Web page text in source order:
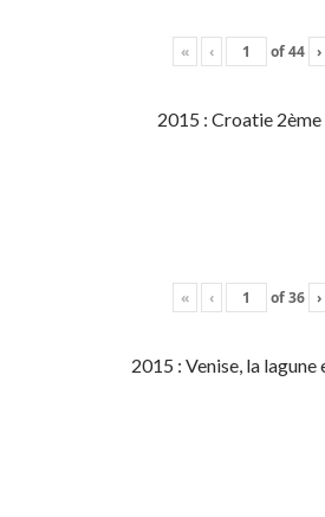
« ‹ of44 ›
2015 : Croatie
« ‹ of36 ›
2015 : Venise, la lagune